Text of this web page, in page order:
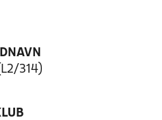
314)